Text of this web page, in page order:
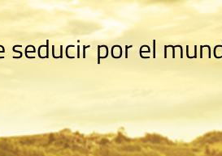
seducir por el